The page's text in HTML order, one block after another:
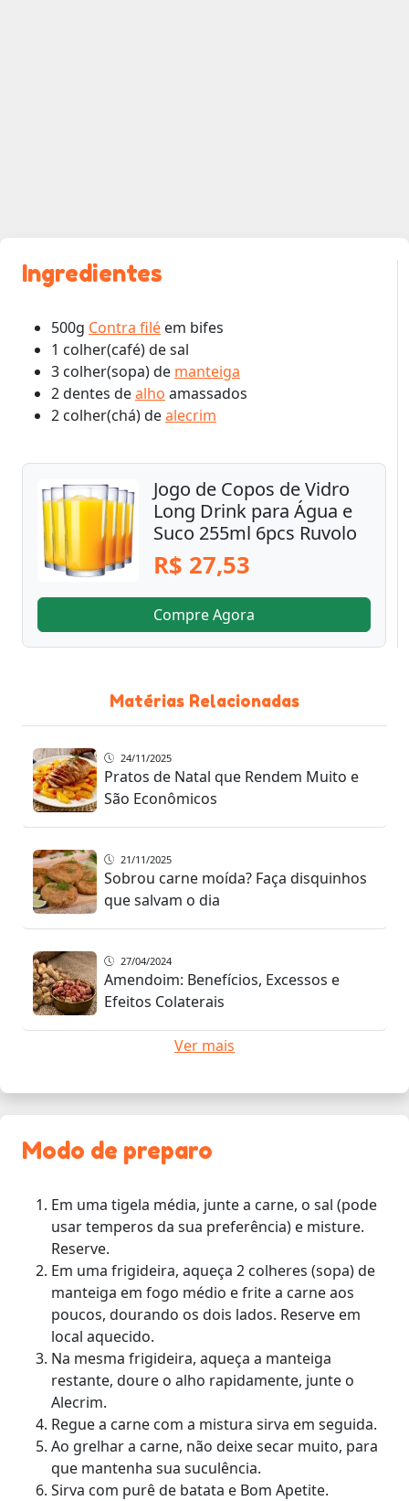
Ingredientes
500g Contra filé em bifes
1 colher(café) de sal
3 colher(sopa) de manteiga
2 dentes dealho amassados
2 colher(chá) dealecrim
Jogo de Copos de Vidro
Long Drink para Água e
Suco 255ml 6pcs Ruvolo
R$ 27,53
Compre Agora
Matérias Relacionadas
24/11/2025
Pratos de Natal que Rendem Muito e
São Econômicos
21/11/2025
Sobrou carne moída? Faça disquinhos
que salvam o dia
27/04/2024
Amendoim: Benefícios, Excessos e
Efeitos Colaterais
Ver mais
Modo de preparo
Em uma tigela média, junte a carne, o sal (pode
usar temperos da sua preferência) e misture.
Reserve.
Em uma frigideira, aqueça 2 colheres (sopa) de
manteiga em fogo médio e frite a carne aos
poucos, dourando os dois lados. Reserve em
local aquecido.
Na mesma frigideira, aqueça a manteiga
restante, doure o alho rapidamente, junte o
Alecrim.
Regue a carne com a mistura sirva em seguida.
Ao grelhar a carne, não deixe secar muito, para
que mantenha sua suculência.
Sirva com purê de batata e Bom Apetite.